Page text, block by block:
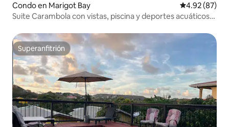
Condo en Marigot Bay Calificación
4.92 (87)
Suite Carambola con vistas, piscina y deportes acuáticos
Superanfitrión
Superanfitrión